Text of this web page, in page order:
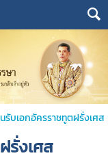
บเอกอัครราชทูตฝรั่งเศส
รั่งเศส